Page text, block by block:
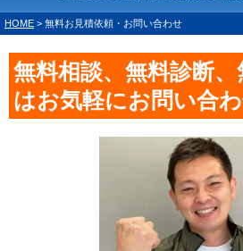
HOME > 無料お見積依頼・お問い合わせ
無料相談、無料診断、
はお気軽にお問い合わ